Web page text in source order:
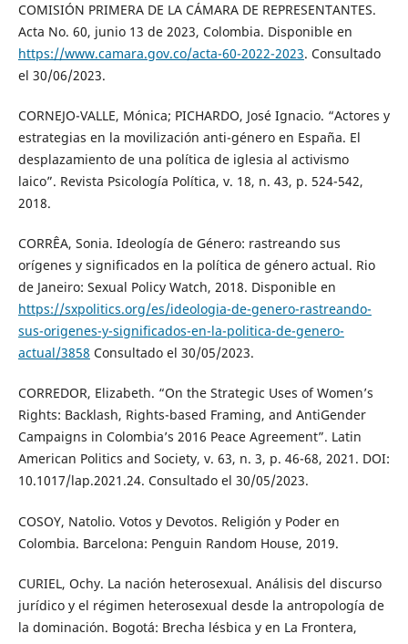
COMISIÓN PRIMERA DE LA CÁMARA DE REPRESENTANTES.
Acta No. 60, junio 13 de 2023, Colombia. Disponible en
https://www.camara.gov.co/acta-60-2022-2023. Consultado
el 30/06/2023.
CORNEJO-VALLE, Mónica; PICHARDO, José Ignacio. “Actores y
estrategias en la movilización anti-género en España. El
desplazamiento de una política de iglesia al activismo
laico”. Revista Psicología Política, v. 18, n. 43, p. 524-542,
2018.
CORRÊA, Sonia. Ideología de Género: rastreando sus
orígenes y significados en la política de género actual. Rio
de Janeiro: Sexual Policy Watch, 2018. Disponible en
https://sxpolitics.org/es/ideologia-de-genero-rastreando-
sus-origenes-y-significados-en-la-politica-de-genero-
actual/3858 Consultado el 30/05/2023.
CORREDOR, Elizabeth. “On the Strategic Uses of Women’s
Rights: Backlash, Rights-based Framing, and AntiGender
Campaigns in Colombia’s 2016 Peace Agreement”. Latin
American Politics and Society, v. 63, n. 3, p. 46-68, 2021. DOI:
10.1017/lap.2021.24. Consultado el 30/05/2023.
COSOY, Natolio. Votos y Devotos. Religión y Poder en
Colombia. Barcelona: Penguin Random House, 2019.
CURIEL, Ochy. La nación heterosexual. Análisis del discurso
jurídico y el régimen heterosexual desde la antropología de
la dominación. Bogotá: Brecha lésbica y en La Frontera,